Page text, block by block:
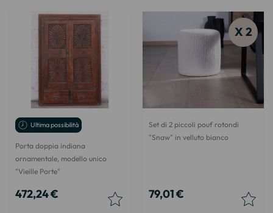
Ultima possibilità
Porta doppia indiana
ornamentale, modello unico
"Vieille Porte"
472,24 €
X 2
Set di 2 piccoli pouf rotondi
"Snaw" in velluto bianco
79,01 €